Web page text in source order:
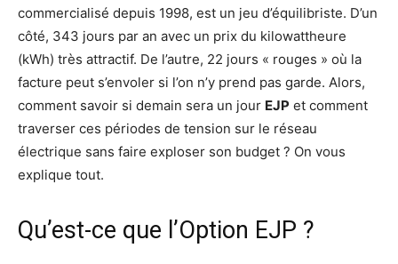
commercialisé depuis 1998, est un jeu d’équilibriste. D’un
côté, 343 jours par an avec un prix du kilowattheure
(kWh) très attractif. De l’autre, 22 jours « rouges » où la
facture peut s’envoler si l’on n’y prend pas garde. Alors,
comment savoir si demain sera un jour EJP et comment
traverser ces périodes de tension sur le réseau
électrique sans faire exploser son budget ? On vous
explique tout.
Qu’est-ce que l’Option EJP ?